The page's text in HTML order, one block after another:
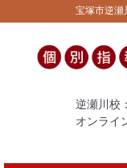
宝塚市逆瀬
逆瀬川校
オンライ